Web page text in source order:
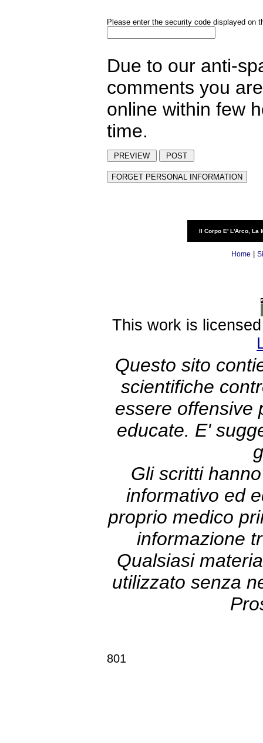
Please enter the security code displayed on
Due to our anti-
comments you
online within few
time.
Il Corpo E' L'Arco, La
Home
This work is
Questo sito
scientifiche
essere offensive
educate. E'
Gli scritti
informativo ed
proprio medico
informazione
Qualsiasi
utilizzato senza
801